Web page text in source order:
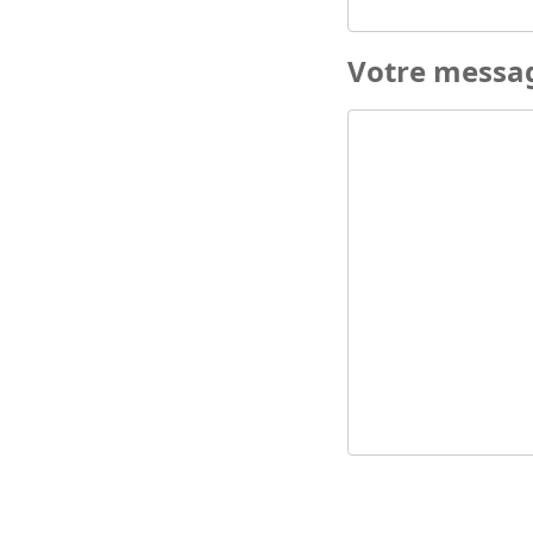
Votre